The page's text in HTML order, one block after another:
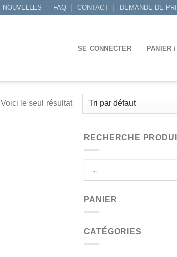
NOUVELLES FAQ CONTACT DEMANDE DE
SE CONNECTER PANIER
Voici le seul résultat
RECHERCHE
PANIER
CATÉGORIES